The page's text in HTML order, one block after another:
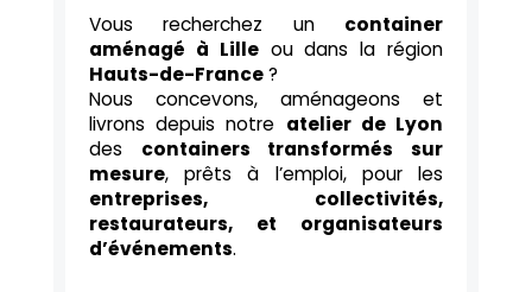
Vous recherchez un container
aménagé à Lilleou dans la région
Hauts-de-France?
Nous concevons, aménageons et
livrons depuis notre atelier de Lyon
des containers transformés sur
mesure, prêts à l’emploi, pour les
entreprises, collectivités,
restaurateurs, et organisateurs
d’événements.